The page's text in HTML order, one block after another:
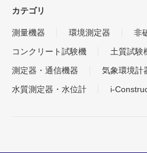
カテゴリ
測量機器 環境測定器
非
コンクリート試験機
土質試験
測定器・通信機器
気象環境計
水質測定器・水位計
i-